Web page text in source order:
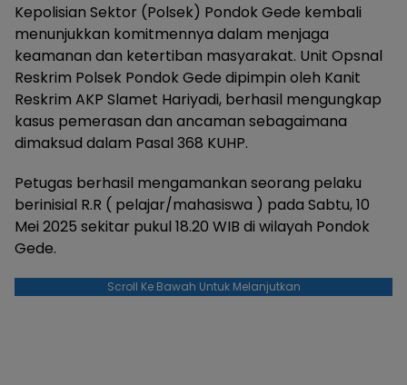
Kepolisian Sektor (Polsek) Pondok Gede kembali
menunjukkan komitmennya dalam menjaga
keamanan dan ketertiban masyarakat. Unit Opsnal
Reskrim Polsek Pondok Gede dipimpin oleh Kanit
Reskrim AKP Slamet Hariyadi, berhasil mengungkap
kasus pemerasan dan ancaman sebagaimana
dimaksud dalam Pasal 368 KUHP.
Petugas berhasil mengamankan seorang pelaku
berinisial R.R ( pelajar/mahasiswa ) pada Sabtu, 10
Mei 2025 sekitar pukul 18.20 WIB di wilayah Pondok
Gede.
Scroll Ke Bawah Untuk Melanjutkan